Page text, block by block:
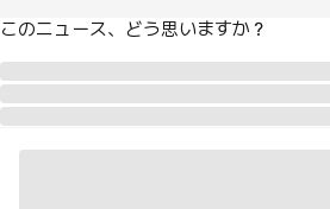
このニュース、どう思いますか？